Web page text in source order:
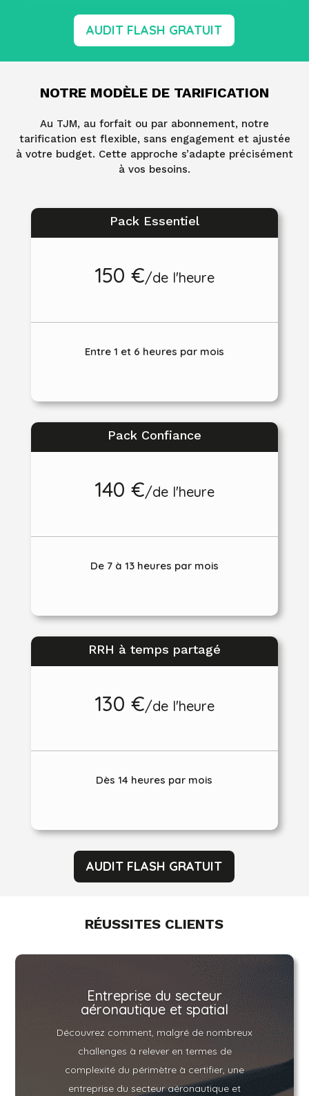
dédié aux individus ou aux groupes.
AUDIT FLASH GRATUIT
NOTRE MODÈLE DE TARIFICATION
Au TJM, au forfait ou par abonnement, notre
tarification est flexible, sans engagement et ajustée
à votre budget. Cette approche s’adapte précisément
à vos besoins.
Pack Essentiel
150 €/de l'heure
Entre 1 et 6 heures par mois
Pack Confiance
140 €/de l'heure
De 7 à 13 heures par mois
RRH à temps partagé
130 €/de l'heure
Dès 14 heures par mois
AUDIT FLASH GRATUIT
RÉUSSITES CLIENTS
Entreprise du secteur
aéronautique et spatial
Découvrez comment, malgré de nombreux
challenges à relever en termes de
complexité du périmètre à certifier, une
entreprise du secteur aéronautique et